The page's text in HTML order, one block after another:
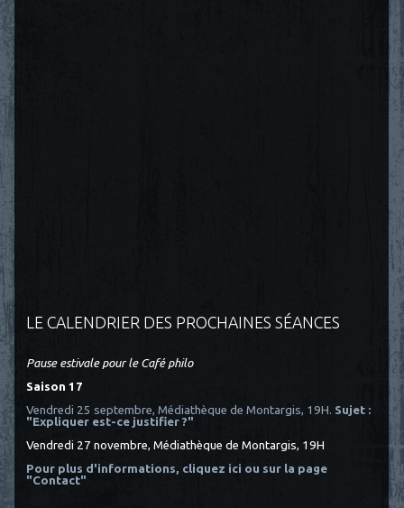
LE CALENDRIER DES PROCHAINES SÉANCES
Pause estivale pour le Café philo
Saison 17
Vendredi 25 septembre, Médiathèque de Montargis, 19H. Sujet :
"Expliquer est-ce justifier ?"
Vendredi 27 novembre, Médiathèque de Montargis, 19H
Pour plus d'informations, cliquez ici ou sur la page
"Contact"